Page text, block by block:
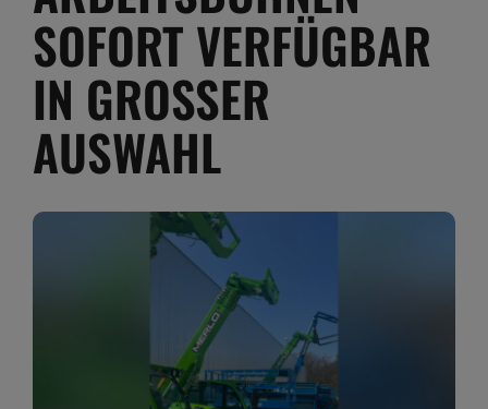
Jobs
News
Ersatzteile
Shop
SOFORT VERFÜGBAR
IN GROSSER A
USWAHL